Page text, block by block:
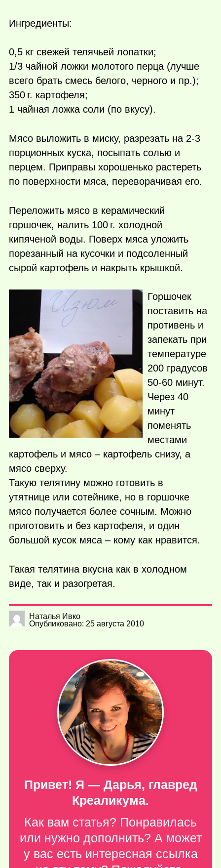
Ингредиенты:
0,5 кг свежей телячьей лопатки;
1/3 чайной ложки молотого перца (лучше
всего брать смесь белого, черного и пр.);
350 г. картофеля;
1 чайная ложка соли (по вкусу).
Мясо выложить в миску, разрезать на 2-3
порционных куска, посыпать солью и
перцем. Приправы хорошенько растереть
по поверхности мяса, переворачивая его.
Переложить мясо в керамический
горшочек, налить 100 г. холодной
кипяченой воды. Поверх мяса уложить
порезанный на кусочки и подсоленный
сырой картофель и накрыть крышкой.
Горшочек
поставить на
противень и
запекать при
температуре
200 градусов
50-60 минут.
Через 40
минут
поменять
местами
картофель и мясо – картофель снизу, а
мясо сверху.
Такую телятину можно готовить в
утятнице или сотейнике, но в горшочке
мясо получается более сочным. Можно
приготовить и без картофеля, и один
большой кусок мяса – кому как нравится.
Такая телятина вкусна как в холодном
виде, так и разогретая.
Наталья Ивко
Опубликовано: 25 августа 2010
Привет! Я — Дарья, главред
Креаликума.
Как вам статья? Понравилась
или нужно дополнить? А может
у вас есть интересная ссылка